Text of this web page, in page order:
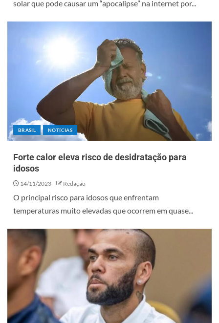
solar que pode causar um “apocalipse” na internet por...
BRASIL NOTÍCIAS
Forte calor eleva risco de desidratação para
idosos
14/11/2023 Redação
O principal risco para idosos que enfrentam
temperaturas muito elevadas que ocorrem em quase...